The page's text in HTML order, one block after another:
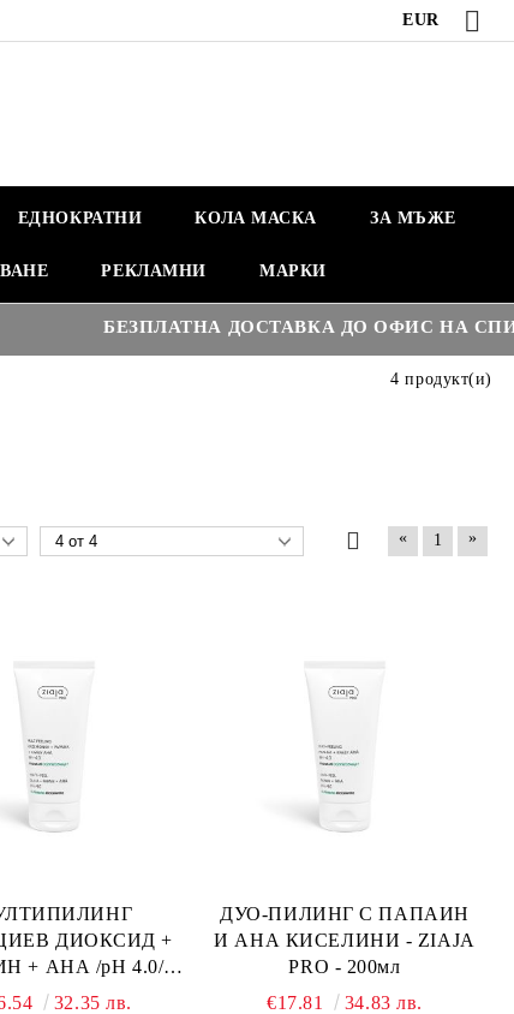
EUR
ЕДНОКРАТНИ КОЛА МАСКА ЗА МЪЖЕ
РЕКЛАМНИ МАРКИ
БЕЗПЛАТНА ДОСТАВКА ДО ОФИС НА СПИДИ
4 продукт(и)
« 1 »
ДИОКСИД +
+ АНА /pH 4.0/ -
PRO - 200мл
32.35 лв.
ДУО-ПИЛИНГ С ПАПАИН
И АНА КИСЕЛИНИ - ZIAJA
PRO - 200мл
€17.81
34.83 лв.